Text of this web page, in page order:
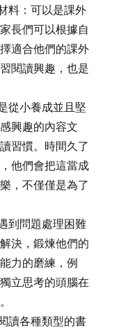
料：可以是課外
長們可以根據自
適合他們的課外
閱讀興趣，也是
從小養成並且堅
興趣的內容文
習慣。時間久了
他們會把這當成
，不僅僅是為了
到問題處理困難
決，鍛煉他們的
力的磨練，例
立思考的頭腦在
讀各種類型的書